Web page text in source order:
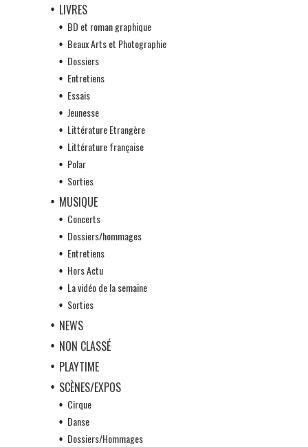
LIVRES
BD et roman graphique
Beaux Arts et Photographie
Dossiers
Entretiens
Essais
Jeunesse
Littérature Etrangère
Littérature française
Polar
Sorties
MUSIQUE
Concerts
Dossiers/hommages
Entretiens
Hors Actu
La vidéo de la semaine
Sorties
NEWS
NON CLASSÉ
PLAYTIME
SCÈNES/EXPOS
Cirque
Danse
Dossiers/Hommages